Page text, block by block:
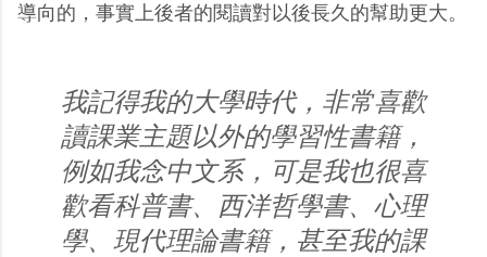
導向的，事實上後者的閱讀對以後長久的幫助更大。
我記得我的大學時代，非常喜歡
讀課業主題以外的學習性書籍，
例如我念中文系，可是我也很喜
歡看科普書、西洋哲學書、心理
學、現代理論書籍，甚至我的課